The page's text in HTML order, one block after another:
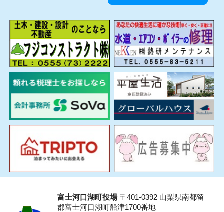
富士河口湖町役場〒401-0392 山梨県南都留
郡富士河口湖町船津1700番地